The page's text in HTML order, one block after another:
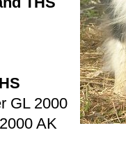
GL 2000
AK